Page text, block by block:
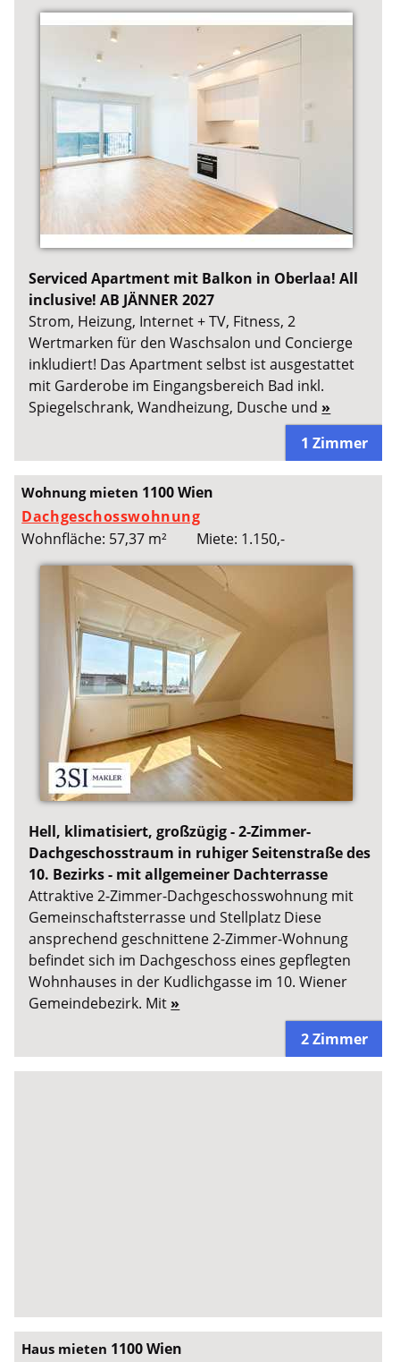
Serviced Apartment mit Balkon in Oberlaa! All
inclusive! AB JÄNNER 2027
Strom, Heizung, Internet + TV, Fitness, 2
Wertmarken für den Waschsalon und Concierge
inkludiert! Das Apartment selbst ist ausgestattet
mit Garderobe im Eingangsbereich Bad inkl.
Spiegelschrank, Wandheizung, Dusche und »
1 Zimmer
Wohnung mieten 1100 Wien
Dachgeschosswohnung
Wohnfläche: 57,37 m²
Miete: 1.150,-
Hell, klimatisiert, großzügig - 2-Zimmer-
Dachgeschosstraum in ruhiger Seitenstraße des
10. Bezirks - mit allgemeiner Dachterrasse
Attraktive 2-Zimmer-Dachgeschosswohnung mit
Gemeinschaftsterrasse und Stellplatz Diese
ansprechend geschnittene 2-Zimmer-Wohnung
befindet sich im Dachgeschoss eines gepflegten
Wohnhauses in der Kudlichgasse im 10. Wiener
Gemeindebezirk. Mit »
2 Zimmer
Haus mieten 1100 Wien